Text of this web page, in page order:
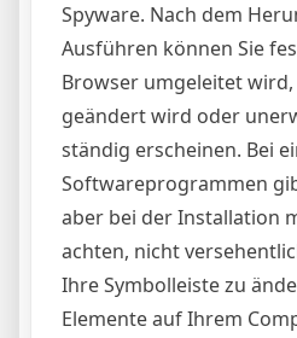
Spyware. Nach dem
Ausführen können Sie
Browser umgeleitet
geändert wird oder
ständig erscheinen. Bei
Softwareprogrammen
aber bei der Installation
achten, nicht
Ihre Symbolleiste zu
Elemente auf Ihrem